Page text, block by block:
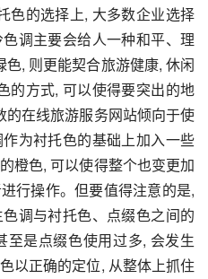
色的选择上, 大多数企业选择
调主要会给人一种和平、理
, 则更能契合旅游健康, 休闲
的方式, 可以使得要突出的地
的在线旅游服务网站倾向于使
为衬托色的基础上加入一些
橙色, 可以使得整个也变更加
行操作。但要值得注意的是,
调与衬托色、点缀色之间的
至是点缀色使用过多, 会发生
以正确的定位, 从整体上抓住